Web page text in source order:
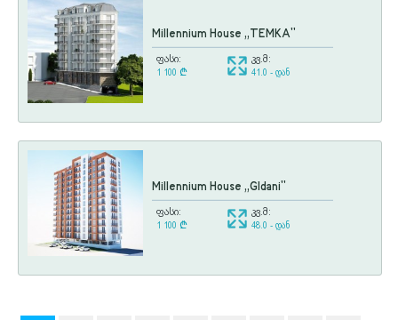
Millennium House ,,TEMKA"
ფასი:
1 100 ¢
კვ.მ:
41.0 - დან
Millennium House ,,Gldani"
ფასი:
1 100 ¢
კვ.მ:
48.0 - დან